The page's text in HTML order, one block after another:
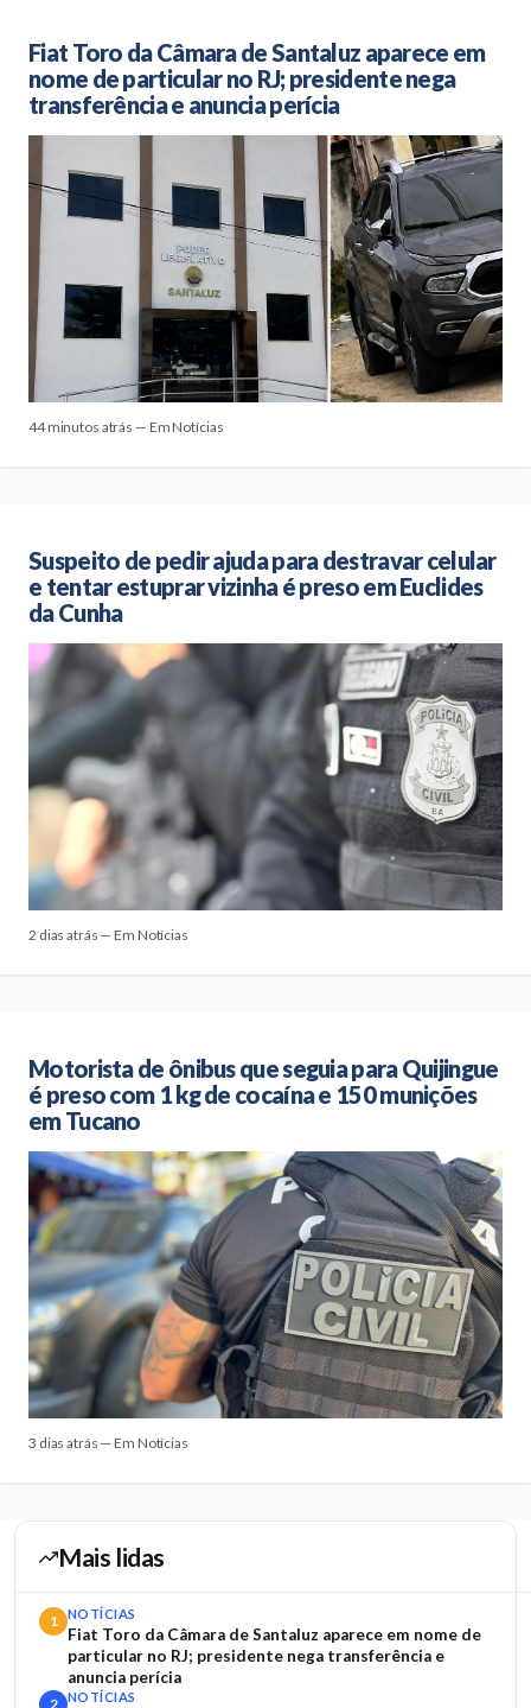
Fiat Toro da Câmara de Santaluz aparece em
nome de particular no RJ; presidente nega
transferência e anuncia perícia
44 minutos atrás — Em Notícias
Suspeito de pedir ajuda para destravar celular
e tentar estuprar vizinha é preso em Euclides
da Cunha
2 dias atrás — Em Notícias
Motorista de ônibus que seguia para Quijingue
é preso com 1 kg de cocaína e 150 munições
em Tucano
3 dias atrás — Em Notícias
Mais lidas
1 NOTÍCIAS
Fiat Toro da Câmara de Santaluz aparece em nome de
particular no RJ; presidente nega transferência e
anuncia perícia
2 NOTÍCIAS